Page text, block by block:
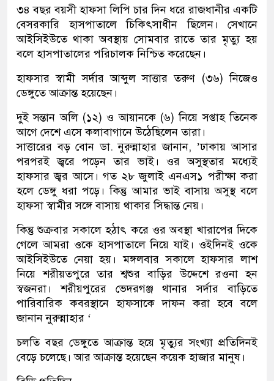
৩৪ বছর বয়সী হাফসা লিপি চার দিন ধরে রাজধানীর একটি
বেসরকারি হাসপাতালে চিকিৎসাধীন ছিলেন। সেখানে
আইসিইউতে থাকা অবস্থায় সোমবার রাতে তার মৃত্যু হয়
বলে হাসপাতালের পরিচালক নিশ্চিত করেছেন।
হাফসার স্বামী সর্দার আব্দুল সাত্তার তরুণ (৩৬) নিজেও
ডেঙ্গুতে আক্রান্ত হয়েছেন।
দুই সন্তান অলি (১২) ও আয়ানকে (৬) নিয়ে সপ্তাহ তিনেক
আগে দেশে এসে কলাবাগানে উঠেছিলেন তারা।
সাত্তারের বড় বোন ডা. নুরুন্নাহার জানান, ’ঢাকায় আসার
পরপরই জ্বরে পড়েন তার ভাই। ওর অসুস্থতার মধ্যেই
হাফসার জ্বর আসে। গত ২৮ জুলাই এনএস১ পরীক্ষা করা
হলে ডেঙ্গু ধরা পড়ে। কিন্তু আমার ভাই বাসায় অসুস্থ বলে
হাফসা স্বামীর সঙ্গে বাসায় থাকার সিদ্ধান্ত নেয়।
কিন্তু শুক্রবার সকালে হঠাৎ করে ওর অবস্থা খারাপের দিকে
গেলে আমরা ওকে হাসপাতালে নিয়ে যাই। ওইদিনই ওকে
আইসিইউতে নেয়া হয়। মঙ্গলবার সকালে হাফসার লাশ
নিয়ে শরীয়তপুরে তার শ্বশুর বাড়ির উদ্দেশে রওনা হন
স্বজনরা। শরীয়পুরের ভেদরগঞ্জ থানার সর্দার বাড়িতে
পারিবারিক কবরস্থানে হাফসাকে দাফন করা হবে বলে
জানান নুরুন্নাহার ‘
চলতি বছর ডেঙ্গুতে আক্রান্ত হয়ে মৃত্যুর সংখ্যা প্রতিদিনই
বেড়ে চলেছে। আর আক্রান্ত হয়েছেন কয়েক হাজার মানুষ।